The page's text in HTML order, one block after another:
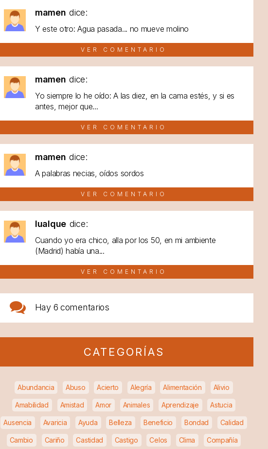
mamen dice:
Y este otro: Agua pasada... no mueve molino
VER COMENTARIO
mamen dice:
Yo siempre lo he oído: A las diez, en la cama estés, y si es
antes, mejor que...
VER COMENTARIO
mamen dice:
A palabras necias, oídos sordos
VER COMENTARIO
lualque dice:
Cuando yo era chico, alla por los 50, en mi ambiente
(Madrid) había una...
VER COMENTARIO
Hay 6 comentarios
CATEGORÍAS
Abundancia Abuso Acierto Alegría Alimentación Alivio
Amabilidad Amistad Amor Animales Aprendizaje Astucia
Ausencia Avaricia Ayuda Belleza Beneficio Bondad Calidad
Cambio Cariño Castidad Castigo Celos Clima Compañía